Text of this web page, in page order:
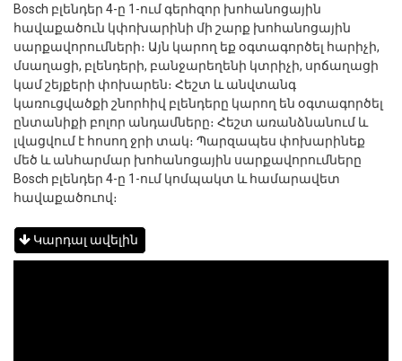
Bosch բլենդեր 4-ը 1-ում գերհզոր խոհանոցային
հավաքածուն կփոխարինի մի շարք խոհանոցային
սարքավորումների։ Այն կարող եք օգտագործել հարիչի,
մսաղացի, բլենդերի, բանջարեղենի կտրիչի, սրճաղացի
կամ շեյքերի փոխարեն։ Հեշտ և անվտանգ
կառուցվածքի շնորհիվ բլենդերը կարող են օգտագործել
ընտանիքի բոլոր անդամները։ Հեշտ առանձնանում և
լվացվում է հոսող ջրի տակ։ Պարզապես փոխարինեք
մեծ և անհարմար խոհանոցային սարքավորումները
Bosch բլենդեր 4-ը 1-ում կոմպակտ և համարավետ
հավաքածուով։
Կարդալ ավելին